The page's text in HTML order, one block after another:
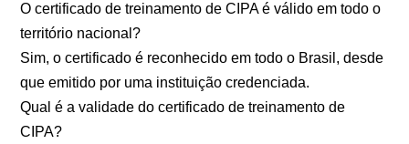
O certificado de treinamento de CIPA é válido em todo o
território nacional?
Sim, o certificado é reconhecido em todo o Brasil, desde
que emitido por uma instituição credenciada.
Qual é a validade do certificado de treinamento de
CIPA?